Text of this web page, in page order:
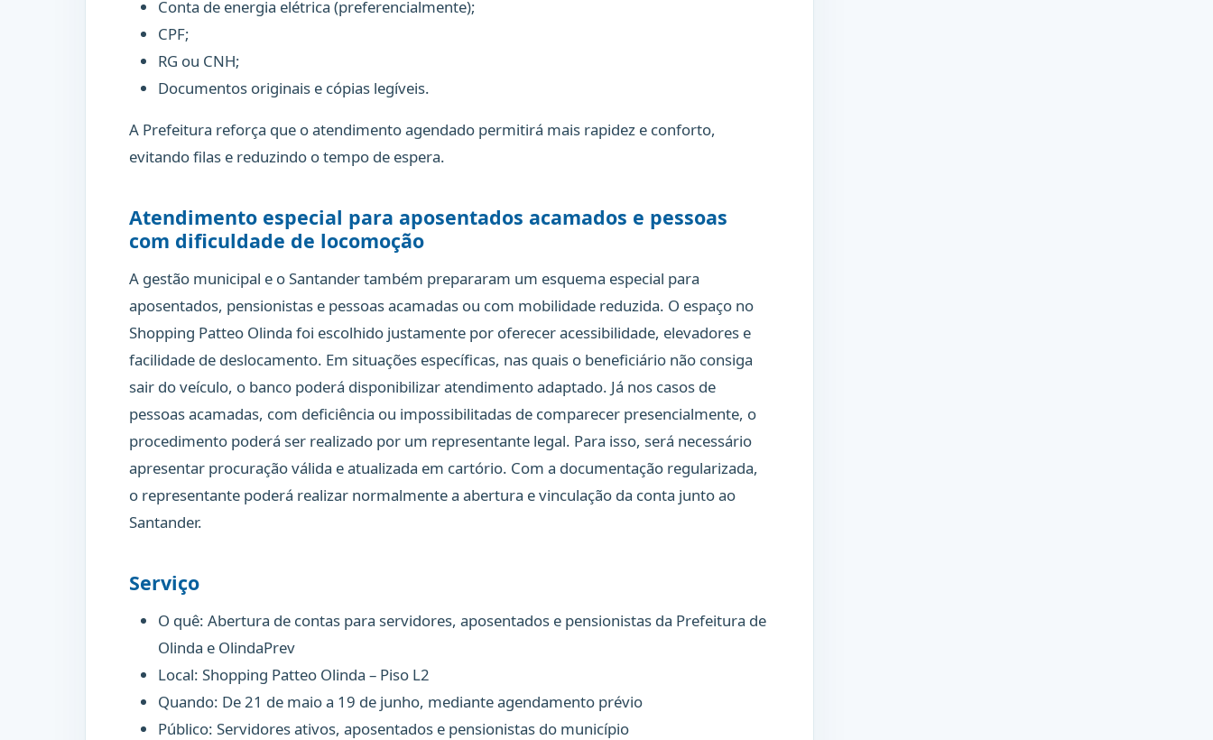
Conta de energia elétrica (preferencialmente);
CPF;
RG ou CNH;
Documentos originais e cópias legíveis.
A Prefeitura reforça que o atendimento agendado permitirá mais rapidez e conforto,
evitando filas e reduzindo o tempo de espera.
Atendimento especial para aposentados acamados e pessoas
com dificuldade de locomoção
A gestão municipal e o Santander também prepararam um esquema especial para
aposentados, pensionistas e pessoas acamadas ou com mobilidade reduzida. O espaço no
Shopping Patteo Olinda foi escolhido justamente por oferecer acessibilidade, elevadores e
facilidade de deslocamento. Em situações específicas, nas quais o beneficiário não consiga
sair do veículo, o banco poderá disponibilizar atendimento adaptado. Já nos casos de
pessoas acamadas, com deficiência ou impossibilitadas de comparecer presencialmente, o
procedimento poderá ser realizado por um representante legal. Para isso, será necessário
apresentar procuração válida e atualizada em cartório. Com a documentação regularizada,
o representante poderá realizar normalmente a abertura e vinculação da conta junto ao
Santander.
Serviço
O quê: Abertura de contas para servidores, aposentados e pensionistas da Prefeitura de
Olinda e OlindaPrev
Local: Shopping Patteo Olinda – Piso L2
Quando: De 21 de maio a 19 de junho, mediante agendamento prévio
Público: Servidores ativos, aposentados e pensionistas do município